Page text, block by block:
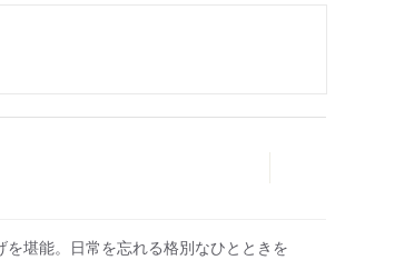
を堪能。日常を忘れる格別なひとときを